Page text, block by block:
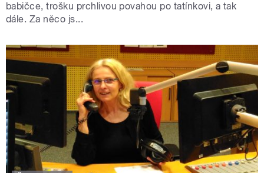
babičce, trošku prchlivou povahou po tatínkovi, a tak
dále. Za něco js...